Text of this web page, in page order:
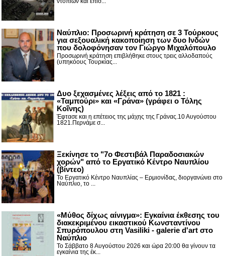
Ναύπλιο: Προσωρινή κράτηση σε 3 Τούρκους
για σεξουαλική κακοποίηση των δυο Ινδών
που δολοφόνησαν τον Γιώργο Μιχαλόπουλο
Προσωρινή κράτηση επιβλήθηκε στους τρεις αλλοδαπούς
(υπηκόους Τουρκίας...
Δυο ξεχασμένες λέξεις από το 1821 :
«Ταμπούρι» και «Γράνα» (γράφει ο Τόλης
Κοΐνης)
Έφτασε και η επέτειος της μάχης της Γράνας.10 Αυγούστου
1821.Περνάμε σ...
Ξεκίνησε το "7ο Φεστιβάλ Παραδοσιακών
χορών" από το Εργατικό Κέντρο Ναυπλίου
(βίντεο)
Το Εργατικό Κέντρο Ναυπλίας – Ερμιονίδας, διοργανώνει στο
Ναύπλιο, το ...
«Μύθος δίχως αίνιγμα»: Εγκαίνια έκθεσης του
διακεκριμένου εικαστικού Κωνσταντίνου
Σπυρόπουλου στη Vasiliki - galerie d'art στο
Ναύπλιο
Το Σάββατο 8 Αυγούστου 2026 και ώρα 20:00 θα γίνουν τα
εγκαίνια της έκ...